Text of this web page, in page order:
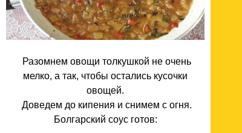
Разомнем овощи толкушкой не очень
мелко, а так, чтобы остались кусочки
овощей.
Доведем до кипения и снимем с огня.
Болгарский соус готов: